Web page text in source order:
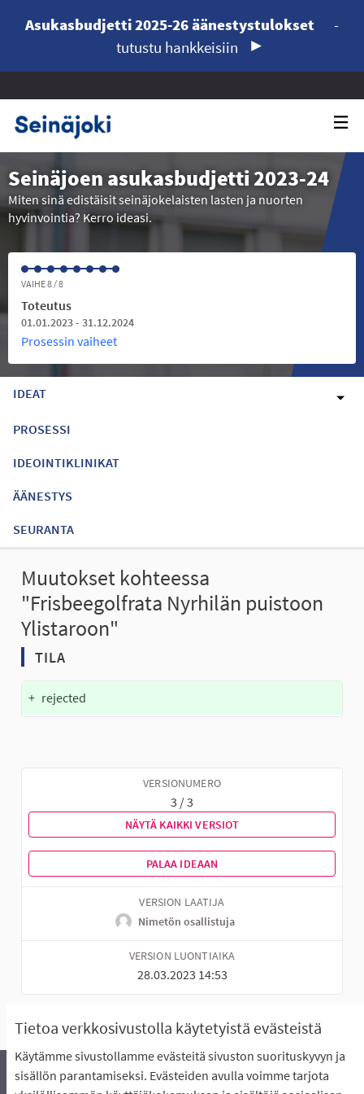
Tietoa verkkosivustolla käytetyistä evästeistä
Käytämme sivustollamme evästeitä sivuston suorituskyvyn ja
sisällön parantamiseksi. Evästeiden avulla voimme tarjota
Asukasbudjetti 2025-26 äänestystulokset
-
tutustu hankkeisiin
Seinäjoen asukasbudjetti 2023-24
Miten sinä edistäisit seinäjokelaisten lasten ja nuorten
hyvinvointia? Kerro ideasi.
VAIHE 8 / 8
Toteutus
01.01.2023 - 31.12.2024
Prosessin vaiheet
IDEAT
PROSESSI
IDEOINTIKLINIKAT
ÄÄNESTYS
SEURANTA
Muutokset kohteessa
"Frisbeegolfrata Nyrhilän puistoon
Ylistaroon"
TILA
+ rejected
VERSIONUMERO
3 / 3
NÄYTÄ KAIKKI VERSIOT
PALAA IDEAAN
VERSION LAATIJA
Nimetön osallistuja
VERSION LUONTIAIKA
28.03.2023 14:53